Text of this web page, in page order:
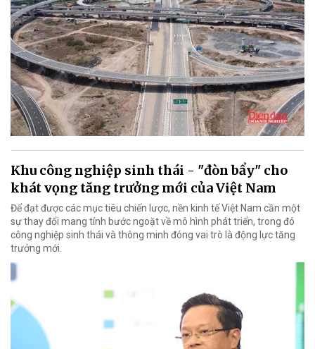
Khu công nghiệp sinh thái - "đòn bẩy" cho
khát vọng tăng trưởng mới của Việt Nam
Để đạt được các mục tiêu chiến lược, nền kinh tế Việt Nam cần một
sự thay đổi mang tính bước ngoặt về mô hình phát triển, trong đó
công nghiệp sinh thái và thông minh đóng vai trò là động lực tăng
trưởng mới.